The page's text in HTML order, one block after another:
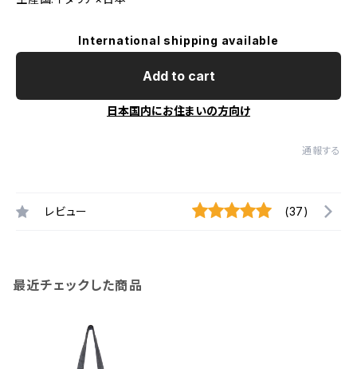
International shipping available
Add to cart
日本国内にお住まいの方向け
通報する
レビュー (37)
最近チェックした商品